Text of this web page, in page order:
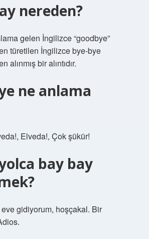
nereden?
gelen İngilizce “goodbye”
türetilen İngilizce bye-bye
alınmış bir alıntıdır.
ne anlama
Elveda!, Çok şükür!
bay bay
gidiyorum, hoşçakal. Bir